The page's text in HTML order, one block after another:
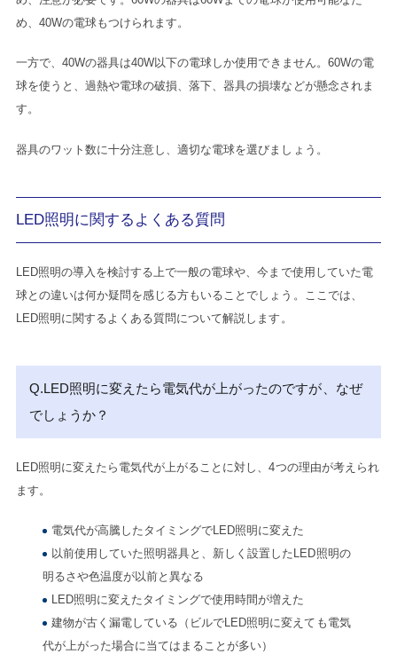
め、40Wの電球もつけられます。
一方で、40Wの器具は40W以下の電球しか使用できません。 60Wの電
球を使うと、過熱や電球の破損、落下、器具の損壊などが懸念されま
す。
器具のワット数に十分注意し、適切な電球を選びましょう。
LED照明に関するよくある質問
LED照明の導入を検討する上で一般の電球や、今まで使用していた電
球との違いは何か疑問を感じる方もいることでしょう。
ここでは、
LED照明に関するよくある質問について解説します。
Q.LED照明に変えたら電気代が上がったのですが、なぜ
でしょうか？
LED照明に変えたら電気代が上がることに対し、4つの理由が考えられ
ます。
電気代が高騰したタイミングでLED照明に変えた
以前使用していた照明器具と、新しく設置したLED照明の
明るさや色温度が以前と異なる
LED照明に変えたタイミングで使用時間が増えた
建物が古く漏電している（ビルでLED照明に変えても電気
代が上がった場合に当てはまることが多い）